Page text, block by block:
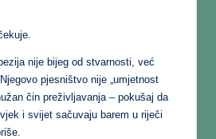
nije bijeg od stvarnosti, već
pjesništvo nije „umjetnost
čin preživljavanja – pokušaj da
i svijet sačuvaju barem u riječi